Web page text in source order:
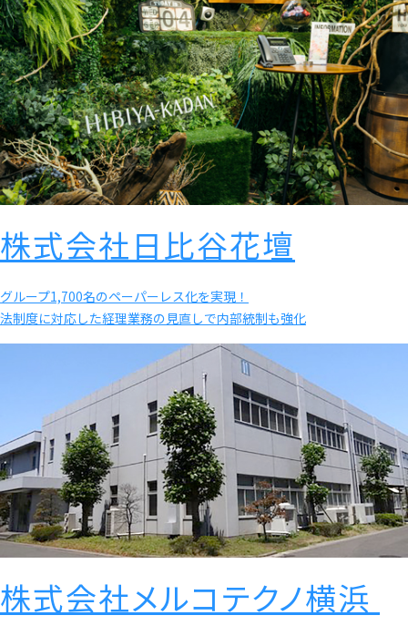
株式会社日比谷花壇
グループ1,700名のペーパーレス化を実現！
法制度に対応した経理業務の見直しで内部統制も強化
株式会社メルコテクノ横浜